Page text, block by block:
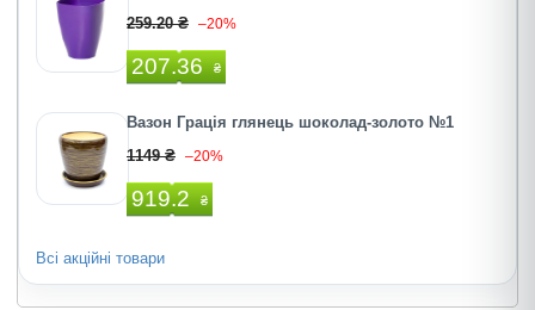
259.20 ₴ –20%
207.36 ₴
Вазон Грація глянець шоколад-золото №1
1149 ₴ –20%
919.2 ₴
Всі акційні товари